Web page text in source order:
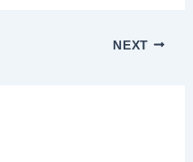
NEXT